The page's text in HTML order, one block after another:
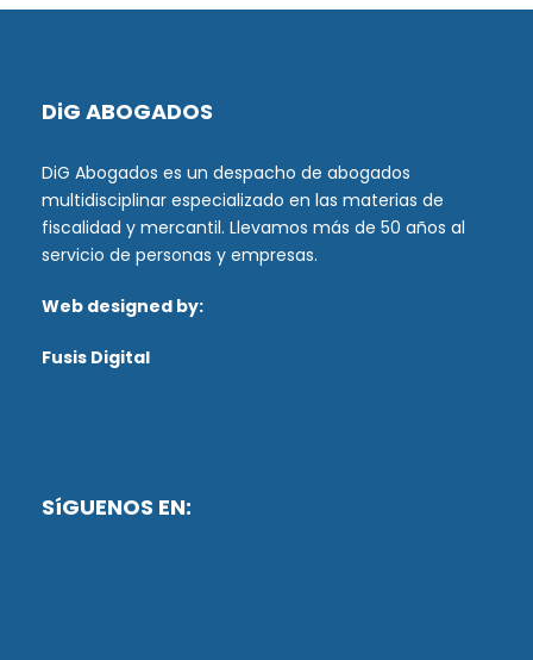
DiG ABOGADOS
DiG Abogados es un despacho de abogados
multidisciplinar especializado en las materias de
fiscalidad y mercantil. Llevamos más de 50 años al
servicio de personas y empresas.
Web designed by:
Fusis Digital
SíGUENOS EN: